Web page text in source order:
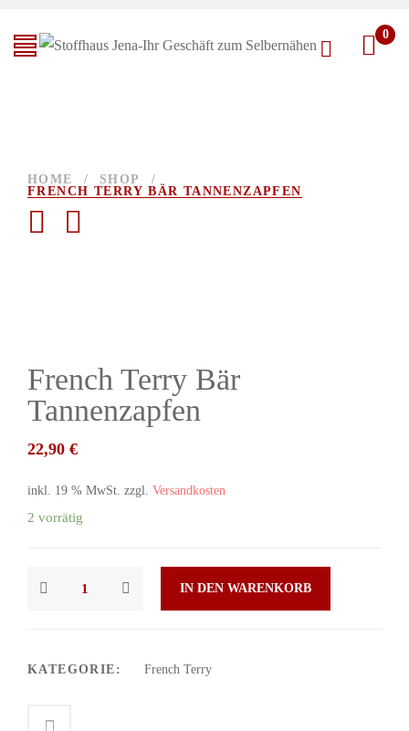
0
HOME / SHOP
/
FRENCH TERRY BÄR TANNENZAPFEN
French Terry Bär
Tannenzapfen
22,90 €
inkl. 19 % MwSt. zzgl. Versandkosten
2 vorrätig
IN DEN WARENKORB
KATEGORIE: French Terry